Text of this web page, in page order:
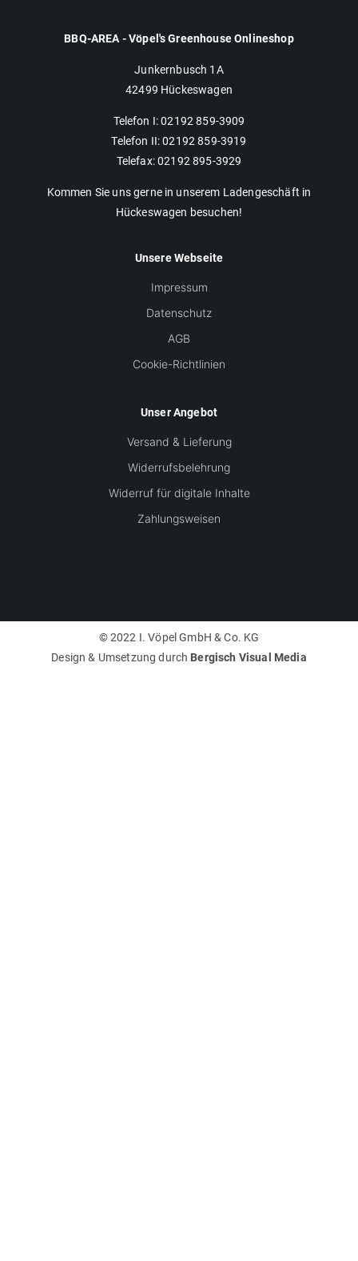
BBQ-AREA - Vöpel's Greenhouse Onlineshop
Junkernbusch 1A
42499 Hückeswagen
Telefon I: 02192 859-3909
Telefon II: 02192 859-3919
Telefax: 02192 895-3929
Kommen Sie uns gerne in unserem Ladengeschäft in
Hückeswagen besuchen!
Unsere Webseite
Impressum
Datenschutz
AGB
Cookie-Richtlinien
Unser Angebot
Versand & Lieferung
Widerrufsbelehrung
Widerruf für digitale Inhalte
Zahlungsweisen
© 2022 I. Vöpel GmbH & Co. KG
Design & Umsetzung durch Bergisch Visual Media